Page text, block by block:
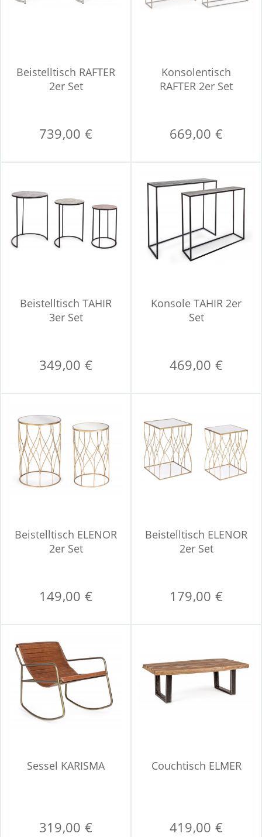
Beistelltisch RAFTER
2er Set
739,00 €
Konsolentisch
RAFTER 2er Set
669,00 €
Beistelltisch TAHIR
3er Set
349,00 €
Konsole TAHIR 2er
Set
469,00 €
Beistelltisch ELENOR
2er Set
149,00 €
Beistelltisch ELENOR
2er Set
179,00 €
Sessel KARISMA
319,00 €
Couchtisch ELMER
419,00 €